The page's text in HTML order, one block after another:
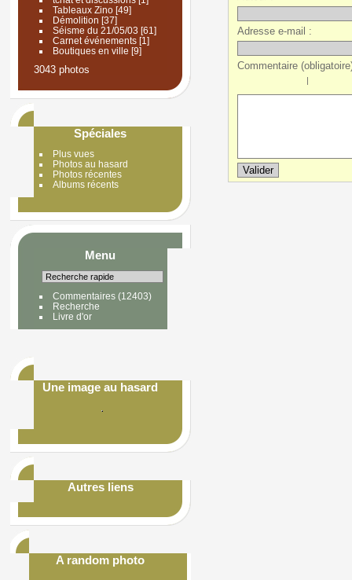
Tableaux Zino[49]
Démolition [37]
Séisme du 21/05/03 [61]
Carnet événements[1]
Boutiques en ville [9]
3043 photos
Spéciales
Plus vues
Photos au hasard
Photos récentes
Albums récents
Menu
Commentaires(12403)
Recherche
Livre d'or
Une image au hasard
Autres liens
A random photo
Adresse e-mail :
Commentaire
|